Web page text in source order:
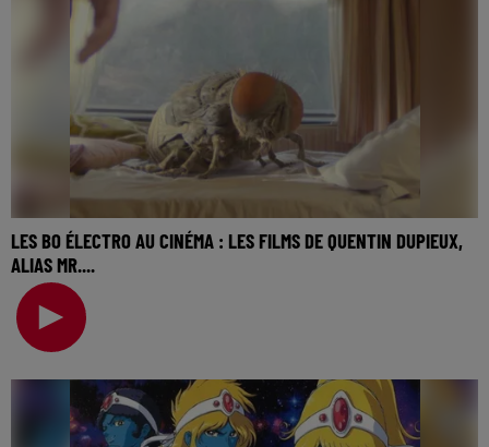
LES BO ÉLECTRO AU CINÉMA : LES FILMS DE QUENTIN DUPIEUX,
ALIAS MR....
La music story du jour c’est celle des BO électro au
cinéma… Une semaine à parler des musiques élect